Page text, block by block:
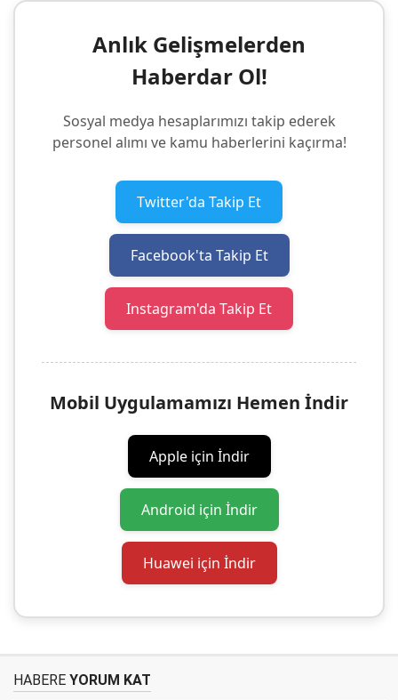
Anlık Gelişmelerden
Haberdar Ol!
Sosyal medya hesaplarımızı takip ederek
personel alımı ve kamu haberlerini kaçırma!
Twitter'da Takip Et
Facebook'ta Takip Et
Instagram'da Takip Et
Mobil Uygulamamızı Hemen İndir
Apple için İndir
Android için İndir
Huawei için İndir
HABERE YORUM KAT